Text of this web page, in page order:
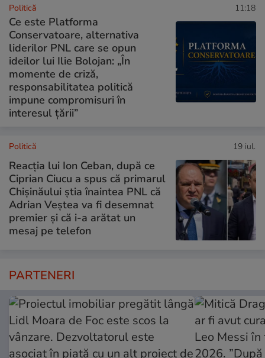
Politică 11:18
Ce este Platforma
Conservatoare, alternativa
liderilor PNL care se opun
ideilor lui Ilie Bolojan: „În
momente de criză,
responsabilitatea politică
impune compromisuri în
interesul țării”
Politică 19 iul.
Reacția lui Ion Ceban, după ce
Ciprian Ciucu a spus că primarul
Chișinăului știa înaintea PNL că
Adrian Veștea va fi desemnat
premier și că i-a arătat un
mesaj pe telefon
PARTENERI